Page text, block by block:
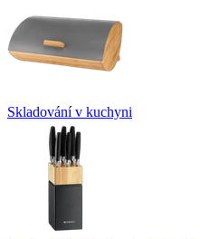
Skladování v kuchyni